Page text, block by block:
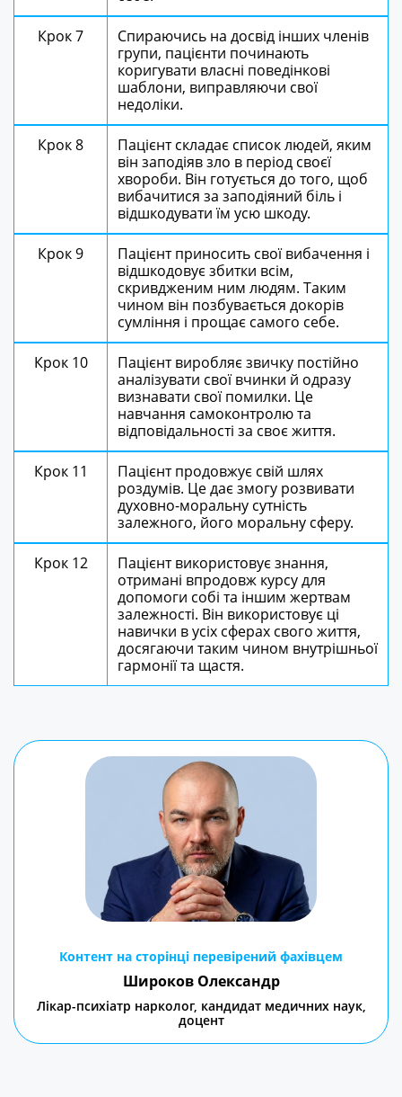
Крок 7
Спираючись на досвід інших членів
групи, пацієнти починають
коригувати власні поведінкові
шаблони, виправляючи свої
недоліки.
Крок 8
Пацієнт складає список людей, яким
він заподіяв зло в період своєї
хвороби. Він готується до того, щоб
вибачитися за заподіяний біль і
відшкодувати їм усю шкоду.
Крок 9
Пацієнт приносить свої вибачення і
відшкодовує збитки всім,
скривдженим ним людям. Таким
чином він позбувається докорів
сумління і прощає самого себе.
Крок 10
Пацієнт виробляє звичку постійно
аналізувати свої вчинки й одразу
визнавати свої помилки. Це
навчання самоконтролю та
відповідальності за своє життя.
Крок 11
Пацієнт продовжує свій шлях
роздумів. Це дає змогу розвивати
духовно-моральну сутність
залежного, його моральну сферу.
Крок 12
Пацієнт використовує знання,
отримані впродовж курсу для
допомоги собі та іншим жертвам
залежності. Він використовує ці
навички в усіх сферах свого життя,
досягаючи таким чином внутрішньої
гармонії та щастя.
Контент на сторінці перевірений фахівцем
Широков Олександр
Лікар-психіатр нарколог, кандидат медичних наук,
доцент